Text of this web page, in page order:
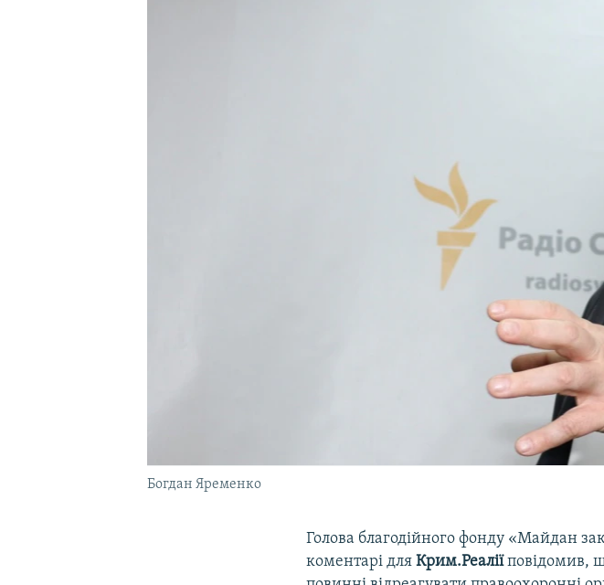
Богдан Яременко
Голова благодійного фонду «Майдан
коментарі дляКрим.Реаліїповідомив,